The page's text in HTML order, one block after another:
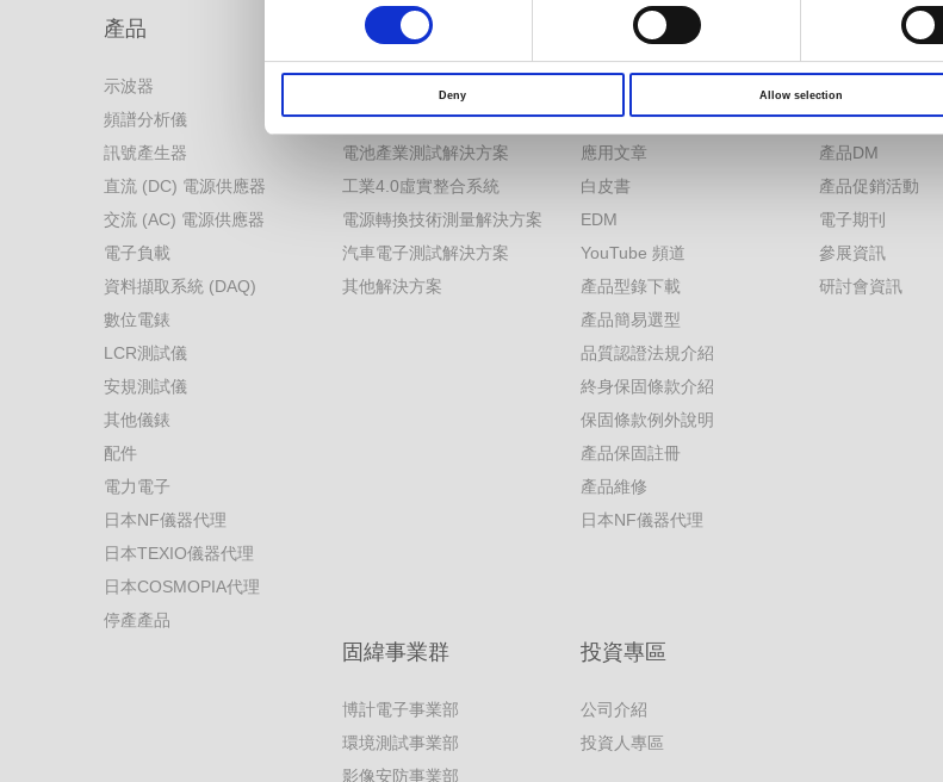
Deny Allow selection
產品
示波器
頻譜分析儀
訊號產生器
直流 (DC) 電源供應器
交流 (AC) 電源供應器
電子負載
資料擷取系統 (DAQ)
數位電錶
LCR測試儀
安規測試儀
其他儀錶
配件
電力電子
日本NF儀器代理
日本TEXIO儀器代理
日本COSMOPIA代理
停產產品
解決方案
電力電子測試解決方案
電池產業測試解決方案
工業4.0虛實整合系統
電源轉換技術測量解決方案
汽車電子測試解決方案
其他解決方案
FAQs
應用文章
白皮書
EDM
YouTube 頻道
產品型錄下載
產品簡易選型
品質認證法規介紹
終身保固條款介紹
保固條款例外說明
產品保固註冊
產品維修
日本NF儀器代理
產品訊息
產品DM
產品促銷活動
電子期刊
參展資訊
研討會資訊
固緯事業群
博計電子事業部
環境測試事業部
影像安防事業部
投資專區
公司介紹
投資人專區